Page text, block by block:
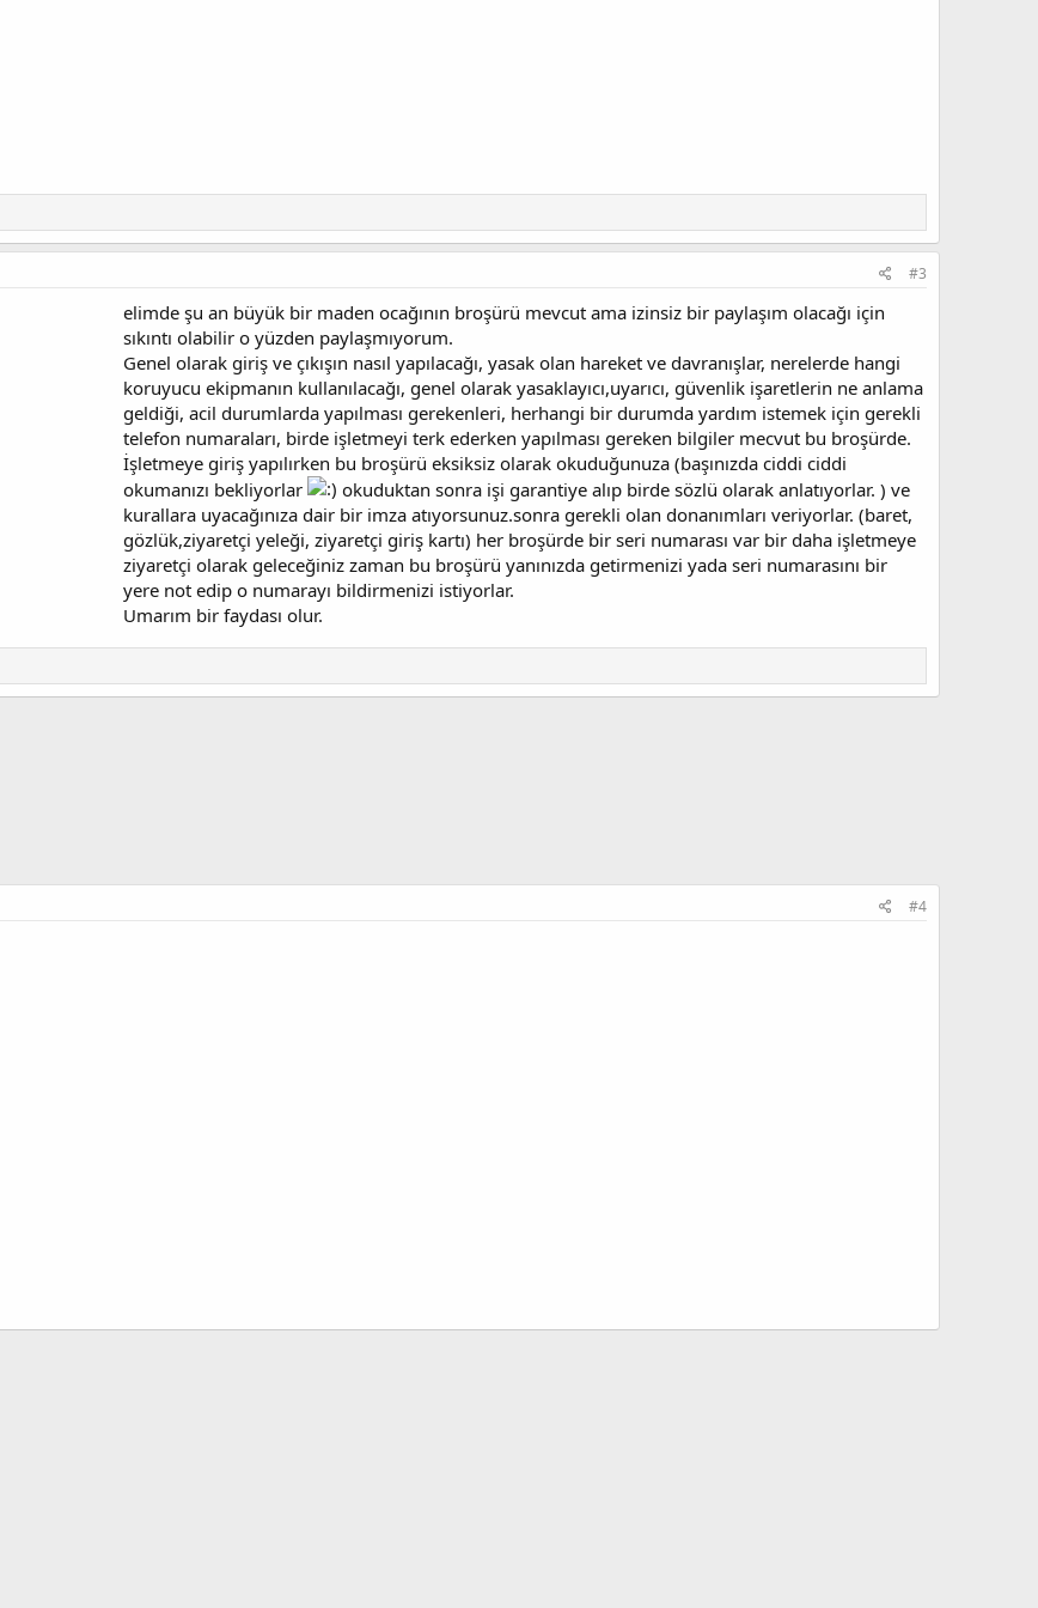
#3
elimde şu an büyük bir maden ocağının broşürü mevcut ama izinsiz bir paylaşım olacağı için
sıkıntı olabilir o yüzden paylaşmıyorum.
Genel olarak giriş ve çıkışın nasıl yapılacağı, yasak olan hareket ve davranışlar, nerelerde hangi
koruyucu ekipmanın kullanılacağı, genel olarak yasaklayıcı,uyarıcı, güvenlik işaretlerin ne anlama
geldiği, acil durumlarda yapılması gerekenleri, herhangi bir durumda yardım istemek için gerekli
telefon numaraları, birde işletmeyi terk ederken yapılması gereken bilgiler mecvut bu broşürde.
İşletmeye giriş yapılırken bu broşürü eksiksiz olarak okuduğunuza (başınızda ciddi ciddi
okumanızı bekliyorlar
okuduktan sonra işi garantiye alıp birde sözlü olarak anlatıyorlar. ) ve
kurallara uyacağınıza dair bir imza atıyorsunuz.sonra gerekli olan donanımları veriyorlar. (baret,
gözlük,ziyaretçi yeleği, ziyaretçi giriş kartı) her broşürde bir seri numarası var bir daha işletmeye
ziyaretçi olarak geleceğiniz zaman bu broşürü yanınızda getirmenizi yada seri numarasını bir
yere not edip o numarayı bildirmenizi istiyorlar.
Umarım bir faydası olur.
#4